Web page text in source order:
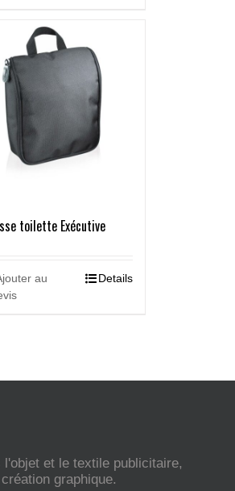
toilette Exécutive
au
Details
l'objet et le textile publicitaire,
graphique.